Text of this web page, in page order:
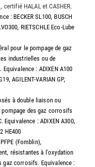
HALAL et CASHER.
: BECKER SL100, BUSCH
RIETSCHLE Eco-Lube
pour le pompage de gaz
industrielles ou de
: ADIXEN A100
AGILENT-VARIAN GP,
à double liaison ou
des gaz corrosifs
: ADIXEN A300,
HE400
(Fomblin),
résistantes à l'oxydation
gaz corrosifs. Equivalence :